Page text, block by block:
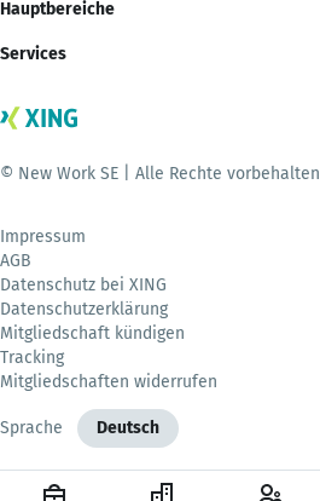
Hauptbereiche
Services
© New Work SE | Alle Rechte vorbehalten
Impressum
AGB
Datenschutz bei XING
Datenschutzerklärung
Mitgliedschaft kündigen
Tracking
Mitgliedschaften widerrufen
Sprache Deutsch